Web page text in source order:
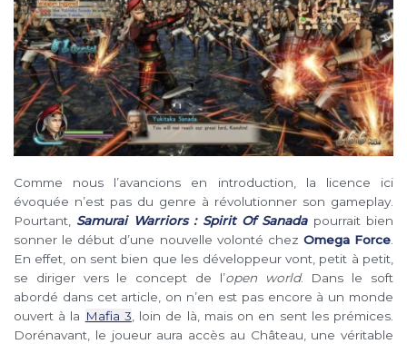
Comme nous l’avancions en introduction, la licence ici
évoquée n’est pas du genre à révolutionner son gameplay.
Pourtant, Samurai Warriors : Spirit Of Sanadapourrait bien
sonner le début d’une nouvelle volonté chez Omega Force
En effet, on sent bien que les développeur vont, petit à petit,
se diriger vers le concept de l’open world. Dans le soft
abordé dans cet article, on n’en est pas encore à un monde
ouvert à la Mafia 3 , loin de là, mais on en sent les prémices.
Dorénavant, le joueur aura accès au Château, une véritable